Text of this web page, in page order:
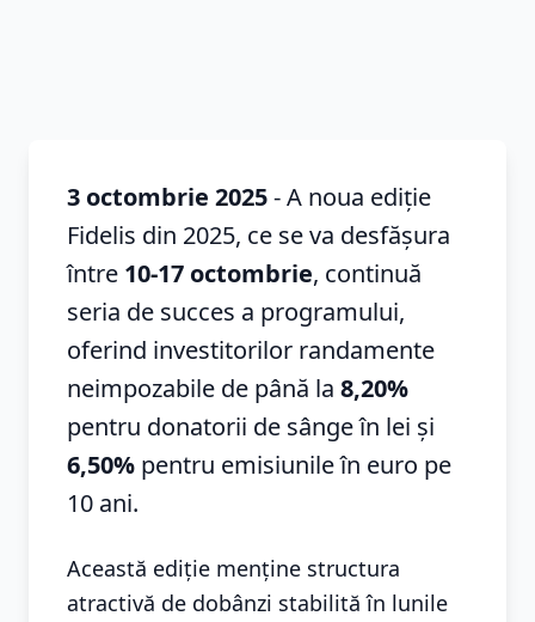
3 octombrie 2025- A noua ediție
Fidelis din 2025, ce se va desfășura
între 10-17 octombrie, continuă
seria de succes a programului,
oferind investitorilor randamente
neimpozabile de până la 8,20%
pentru donatorii de sânge în lei și
6,50% pentru emisiunile în euro pe
10 ani.
Această ediție menține structura
atractivă de dobânzi stabilită în lunile